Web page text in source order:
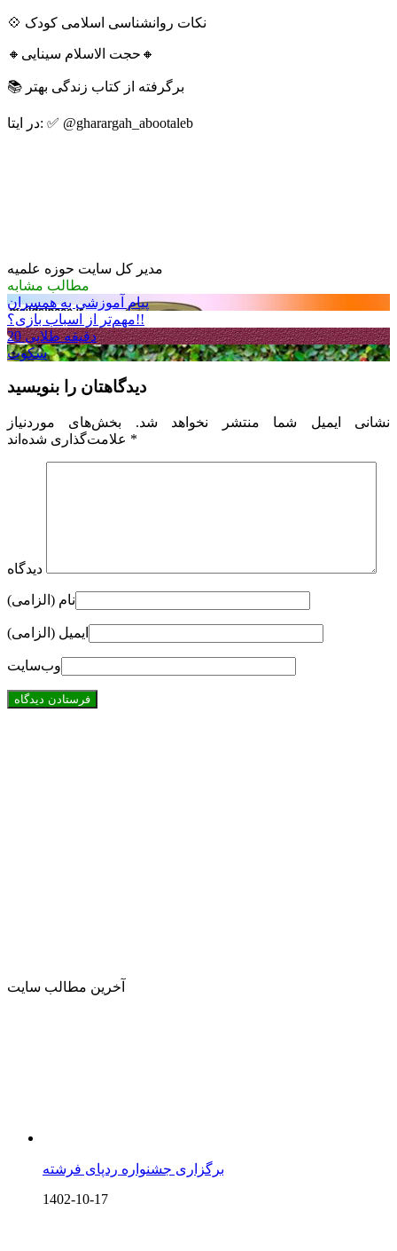
💠 نکات روانشناسی اسلامی کودک
🔸حجت الاسلام سینایی🔸
📚 برگرفته از کتاب زندگی بهتر
در ایتا: ✅ @gharargah_abootaleb
مدیر کل سایت حوزه علمیه
مطالب مشابه
پیام آموزشی به همسران
مهم‌تر از اسباب بازی؟!!
20 دقیقه طلایی
سکوت
دیدگاهتان را بنویسید
نشانی ایمیل شما منتشر نخواهد شد. بخش‌های موردنیاز
*
دیدگاه
نام (الزامی)
ایمیل (الزامی)
وب‌سایت
آخرین مطالب سایت
برگزاری جشنواره ردپای فرشته
1402-10-17